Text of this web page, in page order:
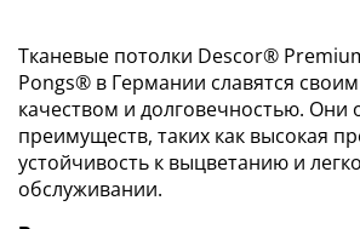
Тканевые потолки Descor®
Pongs® в Германии славятся
качеством и долговечностью. Они
преимуществ, таких как высокая
устойчивость к выцветанию и
обслуживании.